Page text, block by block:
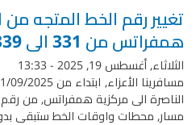
تغيير رقم الخط المتجه من
همفراتس من 331 الى 339
الثلاثاء, أغسطس 19, 2025 - 13:33
الناصرة الى مركزية همفراتس, من رقم 331 الى رقم جديد – 339.
مسار, محطات واوقات الخط ستبقى